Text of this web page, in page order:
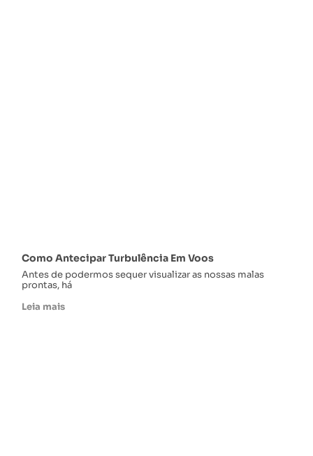
Como Antecipar Turbulência Em Voos
Antes de podermos sequer visualizar as nossas malas
prontas, há
Leia mais